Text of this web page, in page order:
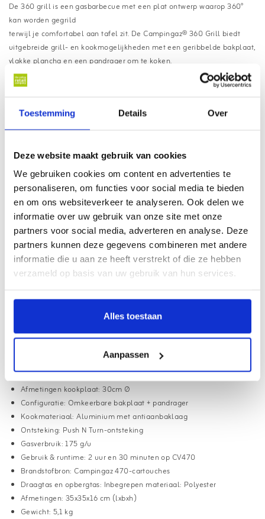
Toestemming Details Over
Deze website maakt gebruik van cookies
We gebruiken cookies om content en advertenties te
personaliseren, om functies voor social media te bieden
en om ons websiteverkeer te analyseren. Ook delen we
informatie over uw gebruik van onze site met onze
partners voor social media, adverteren en analyse. Deze
partners kunnen deze gegevens combineren met andere
informatie die u aan ze heeft verstrekt of die ze hebben
verzameld op basis van uw gebruik van hun services.
Alles toestaan
Aanpassen
De 360 grill is een gasbarbecue met een plat ontwerp waarop 360°
kan worden gegrild
terwijl je comfortabel aan tafel zit. De Campingaz® 360 Grill biedt
uitgebreide grill- en kookmogelijkheden met een geribbelde bakplaat,
vlakke plancha en een pandrager om te koken.
Voordelen van de Campingaz Stove
360 Grill CV:
Deze voorgemonteerde tafelgrill maakt het gemakkelijk en
Push & Turn-ontsteking voor gemakkelijke verlichting, en een 360-
ringbrander met uitstekende vlamverdeling voor gelijkmatige
warmteverspreiding over de hele grill betekent dat het nog nooit zo
eenvoudig was om zo goed buiten te eten
Een duurzaam omkeerbaar raadsel van gegoten aluminium met
antiaanbaklaag en een vaatwasmachinebestendige vuur-/waterbak
zorgen voor een snelle en eenvoudige reiniging
De praktische grill wordt volledig voorgemonteerd geleverd en het
sexy, maar eenvoudige ontwerp zorgt ervoor dat de grill harmonieus zal
avontuur met de caravan. Licht, compact en handig om overal mee
Specificaties en technische gegevens:
Brandertechnologie: 360 ring brander
Afmetingen kookplaat: 30cm Ø
Configuratie: Omkeerbare bakplaat + pandrager
Kookmateriaal: Aluminium met antiaanbaklaag
Ontsteking: Push N Turn-ontsteking
Gasverbruik: 175 g/u
Gebruik & runtime: 2 uur en 30 minuten op CV470
Brandstofbron: Campingaz 470-cartouches
Draagtas en opbergtas: Inbegrepen materiaal: Polyester
Afmetingen: 35x35x16 cm (lxbxh)
Gewicht: 5,1 kg